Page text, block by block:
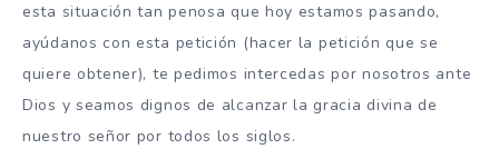
esta situación tan penosa que hoy estamos pasando,
ayúdanos con esta petición (hacer la petición que se
quiere obtener), te pedimos intercedas por nosotros ante
Dios y seamos dignos de alcanzar la gracia divina de
nuestro señor por todos los siglos.